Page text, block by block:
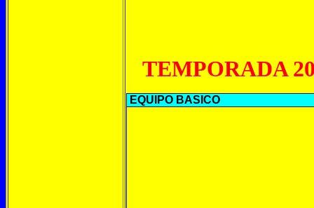
TEMPORADA
EQUIPO BASICO